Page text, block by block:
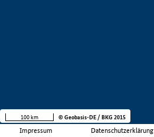
Impressum Datenschutzerklärung
100 km © Geobasis-DE / BKG 2015